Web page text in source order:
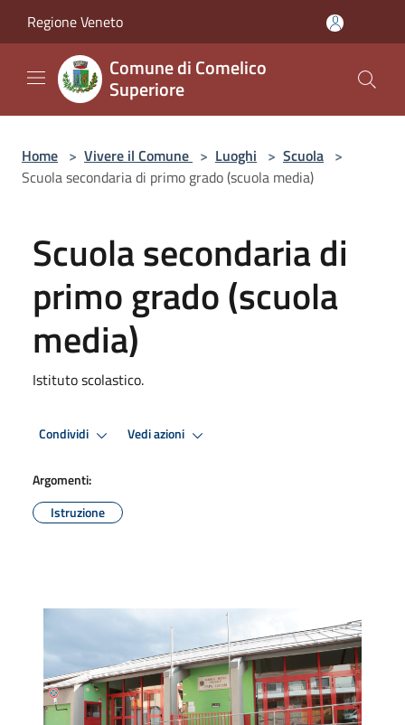
Regione Veneto
Comune di Comelico
Superiore
Home > Vivere il Comune > Luoghi > Scuola >
Scuola secondaria di primo grado (scuola media)
Scuola secondaria di
primo grado (scuola
media)
Istituto scolastico.
Condividi Vedi azioni
Argomenti:
Istruzione